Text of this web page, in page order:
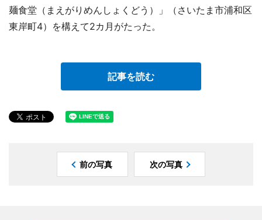
麺食堂（まえがりめんしょくどう）」（さいたま市浦和区
東岸町4）を構えて2カ月がたった。
記事を読む
前の写真 次の写真